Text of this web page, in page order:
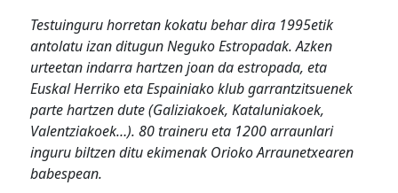
Testuinguru horretan kokatu behar dira 1995etik
antolatu izan ditugun Neguko Estropadak. Azken
urteetan indarra hartzen joan da estropada, eta
Euskal Herriko eta Espainiako klub garrantzitsuenek
parte hartzen dute (Galiziakoek, Kataluniakoek,
Valentziakoek…). 80 traineru eta 1200 arraunlari
inguru biltzen ditu ekimenak Orioko Arraunetxearen
babespean.